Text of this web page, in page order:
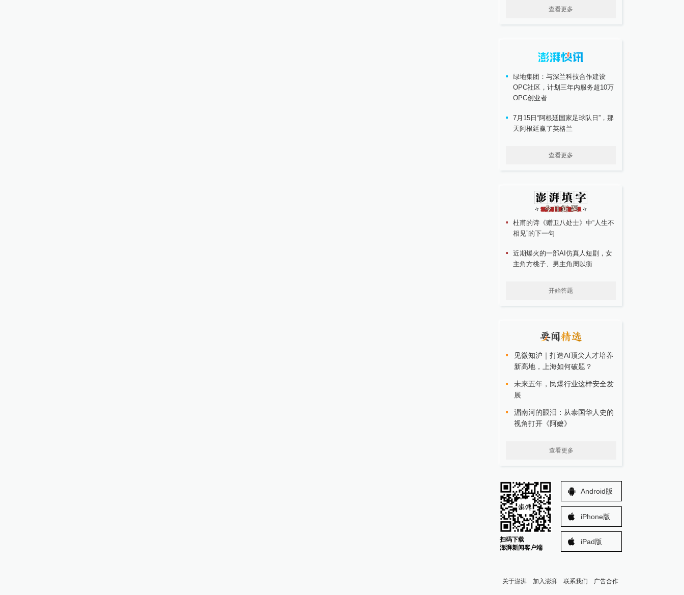
查看更多
绿地集团：与深兰科技合作建设
OPC社区，计划三年内服务超10万
OPC创业者
7月15日“阿根廷国家足球队日”，那
天阿根廷赢了英格兰
查看更多
杜甫的诗《赠卫八处士》中“人生不
相见”的下一句
近期爆火的一部AI仿真人短剧，女
主角方桃子、男主角周以衡
开始答题
见微知沪｜打造AI顶尖人才培养
新高地，上海如何破题？
未来五年，民爆行业这样安全发
展
湄南河的眼泪：从泰国华人史的
视角打开《阿嬷》
查看更多
扫码下载
澎湃新闻客户端
Android版
iPhone版
iPad版
关于澎湃 加入澎湃 联系我们 广告合作